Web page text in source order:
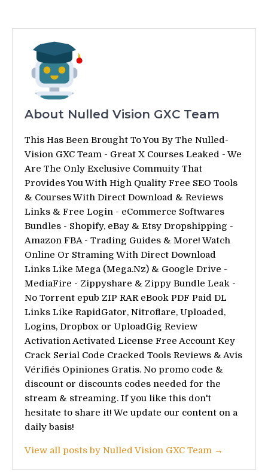
About Nulled Vision GXC Team
This Has Been Brought To You By The Nulled-
Vision GXC Team - Great X Courses Leaked - We
Are The Only Exclusive Commuity That
Provides You With High Quality Free SEO Tools
& Courses With Direct Download & Reviews
Links & Free Login - eCommerce Softwares
Bundles - Shopify, eBay & Etsy Dropshipping -
Amazon FBA - Trading Guides & More! Watch
Online Or Straming With Direct Download
Links Like Mega (Mega.Nz) & Google Drive -
MediaFire - Zippyshare & Zippy Bundle Leak -
No Torrent epub ZIP RAR eBook PDF Paid DL
Links Like RapidGator, Nitroflare, Uploaded,
Logins, Dropbox or UploadGig Review
Activation Activated License Free Account Key
Crack Serial Code Cracked Tools Reviews & Avis
Vérifiés Opiniones Gratis. No promo code &
discount or discounts codes needed for the
stream & streaming. If you like this don't
hesitate to share it! We update our content on a
daily basis!
View all posts by Nulled Vision GXC Team →